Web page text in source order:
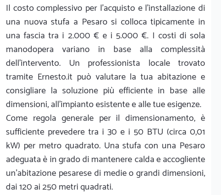
Il costo complessivo per l'acquisto e l'installazione di
una nuova stufa a Pesaro si colloca tipicamente in
una fascia tra i 2.000 € e i 5.000 €. I costi di sola
manodopera variano in base alla complessità
dell'intervento. Un professionista locale trovato
tramite Ernesto.it può valutare la tua abitazione e
consigliare la soluzione più efficiente in base alle
dimensioni, all'impianto esistente e alle tue esigenze.
Come regola generale per il dimensionamento, è
sufficiente prevedere tra i 30 e i 50 BTU (circa 0,01
kW) per metro quadrato. Una stufa con una Pesaro
adeguata è in grado di mantenere calda e accogliente
un'abitazione pesarese di medie o grandi dimensioni,
dai 120 ai 250 metri quadrati.